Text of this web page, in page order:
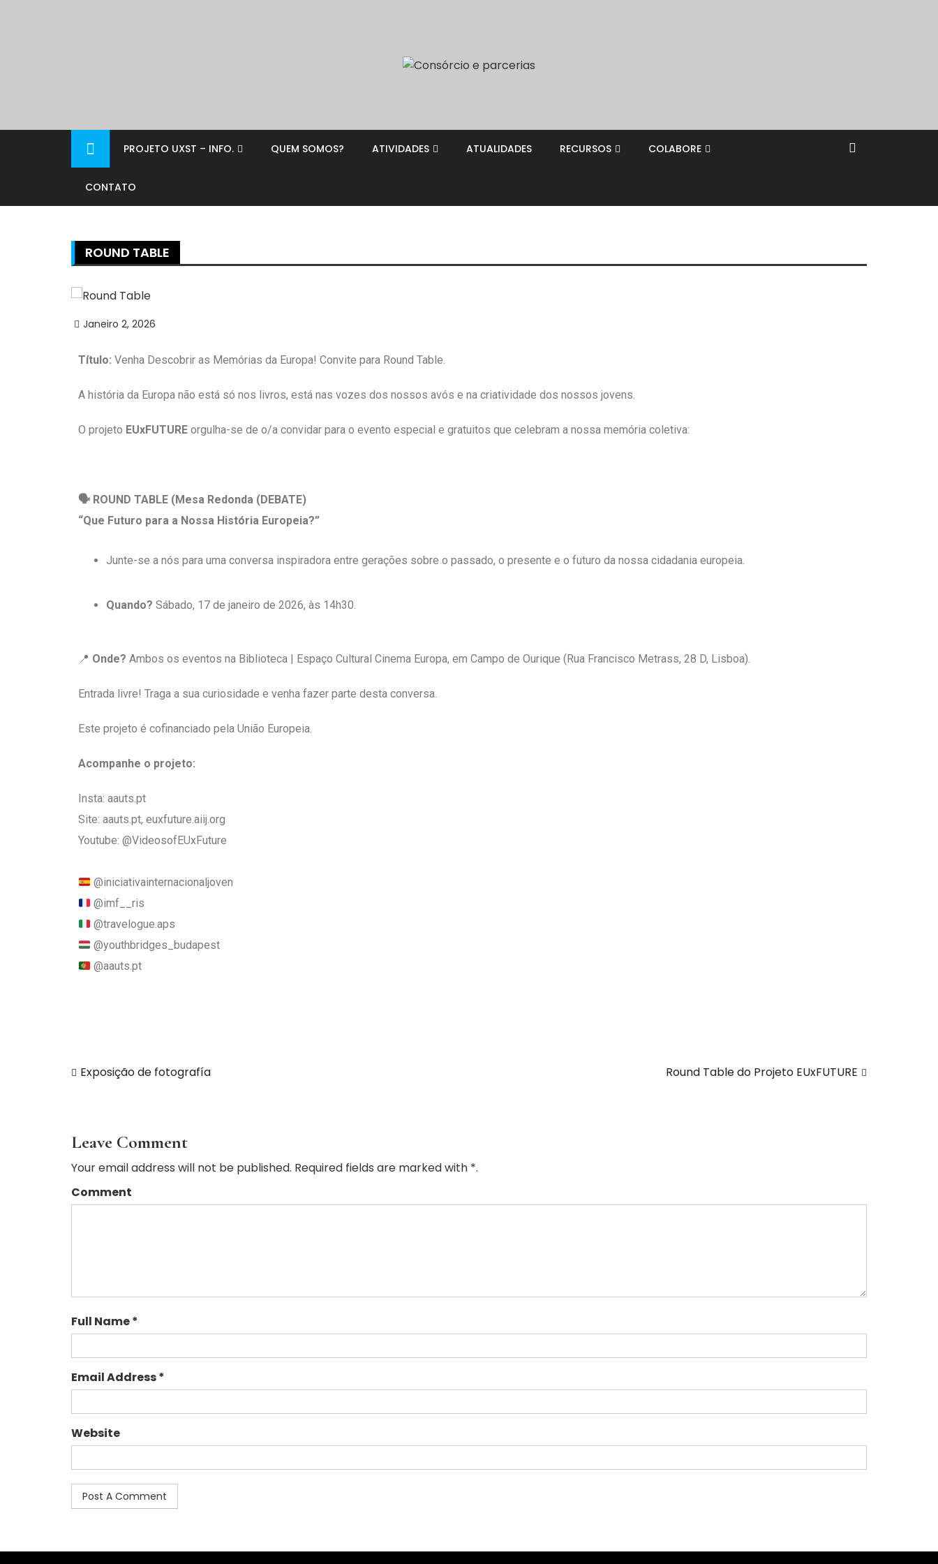
PROJETO UXST – INFO. QUEM SOMOS? ATIVIDADES ATUALIDADES RECURSOS COLABORE
CONTATO
ROUND TABLE
Janeiro 2, 2026
Título: Venha Descobrir as Memórias da Europa! Convite para Round Table.
A história da Europa não está só nos livros, está nas vozes dos nossos avós e na criatividade dos nossos jovens.
O projeto EUxFUTURE orgulha-se de o/a convidar para o evento especial e gratuitos que celebram a nossa memória coletiva:
🗣️ ROUND TABLE (Mesa Redonda (DEBATE)
“Que Futuro para a Nossa História Europeia?”
Junte-se a nós para uma conversa inspiradora entre gerações sobre o passado, o presente e o futuro da nossa cidadania europeia.
Quando? Sábado, 17 de janeiro de 2026, às 14h30.
📍 Onde? Ambos os eventos na Biblioteca | Espaço Cultural Cinema Europa, em Campo de Ourique (Rua Francisco Metrass, 28 D, Lisboa).
Entrada livre! Traga a sua curiosidade e venha fazer parte desta conversa.
Este projeto é cofinanciado pela União Europeia.
Acompanhe o projeto:
Insta: aauts.pt
Site: aauts.pt, euxfuture.aiij.org
Youtube: @VideosofEUxFuture
@iniciativainternacionaljoven
@imf__ris
@travelogue.aps
@youthbridges_budapest
@aauts.pt
Exposição de fotografía Round Table do Projeto EUxFUTURE
Leave Comment
Your email address will not be published. Required fields are marked with *.
Comment
Full Name *
Email Address *
Website